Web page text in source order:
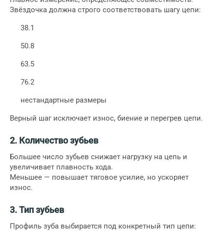
Звёздочка должна строго соответствовать шагу цепи:
38.1
50.8
63.5
76.2
нестандартные размеры
Верный шаг исключает износ, биение и перегрев цепи.
2. Количество зубьев
Большее число зубьев снижает нагрузку на цепь и
увеличивает плавность хода.
Меньшее — повышает тяговое усилие, но ускоряет
износ.
3. Тип зубьев
Профиль зуба выбирается под конкретный тип цепи: